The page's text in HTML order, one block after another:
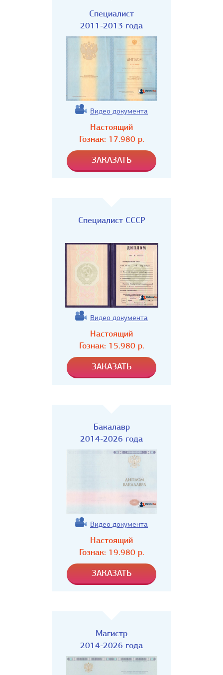
Специалист
2011-2013 года
Видео документа
Настоящий
Гознак: 17.980р.
Специалист СССР
Видео документа
Настоящий
Гознак: 15.980р.
Бакалавр
2014-2026 года
Видео документа
Настоящий
Гознак: 19.980р.
Магистр
2014-2026 года